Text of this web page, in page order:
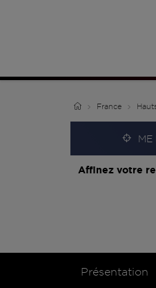
France
ME
Affinez votre
Présentation